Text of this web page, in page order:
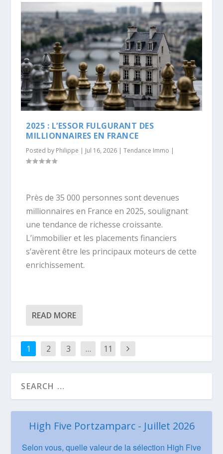
2025 : L’ESSOR FULGURANT DES
MILLIONNAIRES EN FRANCE
Posted by Philippe | Jul 16, 2026 |Tendance Immo |
Près de 35 000 personnes sont devenues
millionnaires en France en 2025, soulignant
une tendance de richesse croissante.
L’immobilier et les placements financiers
s’avèrent être les principaux moteurs de cette
enrichissement.
READ MORE
1 2 3 … 11
High Five Portzamparc - Juillet 2026
Selon vous, quelle valeur de la sélection High Five